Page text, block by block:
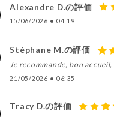
Alexandre D.の評価
15/06/2026 • 04:19
Stéphane M.の評価
Je recommande, bon
21/05/2026 • 06:35
Tracy D.の評価